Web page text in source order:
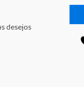
desejos